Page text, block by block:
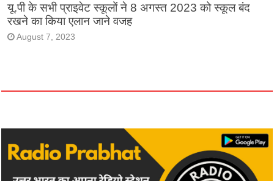
यू.पी के सभी प्राइवेट स्कूलों ने 8 अगस्त 2023 को स्कूल बंद
रखने का किया एलान जाने वजह
August 7, 2023